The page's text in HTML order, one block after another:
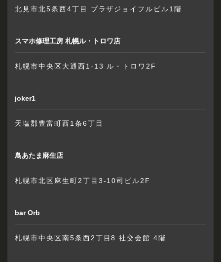
北見市北5条西4丁目 プラザジョイフルビル1階
スマホ修理工房 札幌ル・トロワ店
札幌市中央区大通西1-13 ル・トロワ2F
joker1
天塩郡豊富町西1条6丁目
鳥あたま麻生店
札幌市北区麻生町2丁目3-10司ビル2F
bar Orb
札幌市中央区南5条西2丁目8 社交会館 4階